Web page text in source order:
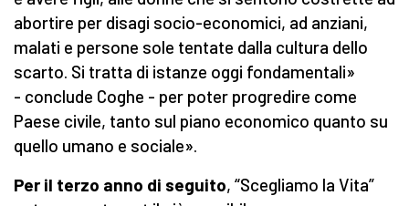
abortire per disagi socio-economici, ad anziani,
malati e persone sole tentate dalla cultura dello
scarto. Si tratta di istanze oggi fondamentali»
- conclude Coghe - per poter progredire come
Paese civile, tanto sul piano economico quanto su
quello umano e sociale».
Per il terzo anno di seguito, “Scegliamo la Vita”